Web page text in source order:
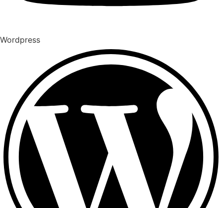
Wordpress